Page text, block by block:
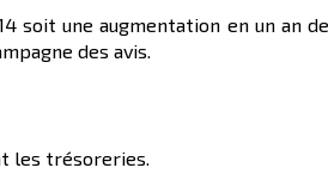
soit une augmentation en un an
des avis.
les trésoreries.